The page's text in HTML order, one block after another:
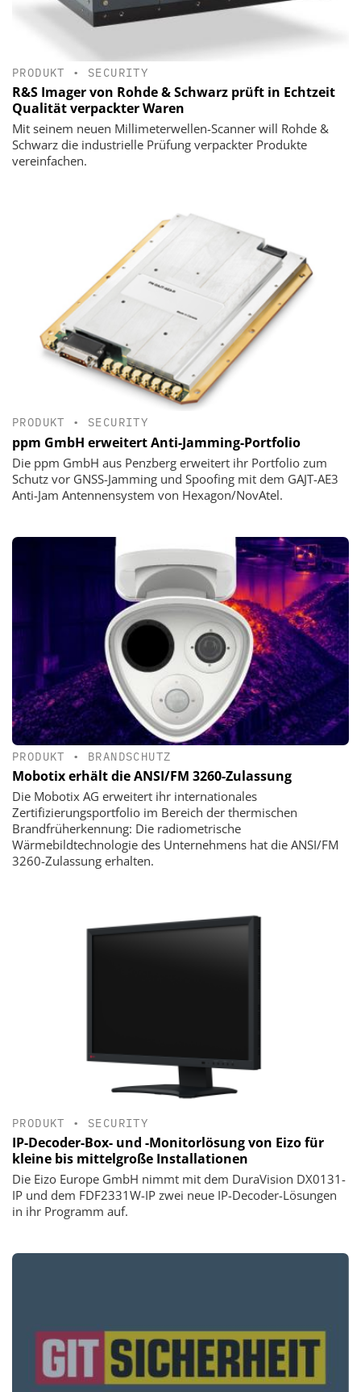
PRODUKT • SECURITY
R&S Imager von Rohde & Schwarz prüft in Echtzeit
Qualität verpackter Waren
Mit seinem neuen Millimeterwellen-Scanner will Rohde &
Schwarz die industrielle Prüfung verpackter Produkte
vereinfachen.
PRODUKT • SECURITY
ppm GmbH erweitert Anti-Jamming-Portfolio
Die ppm GmbH aus Penzberg erweitert ihr Portfolio zum
Schutz vor GNSS-Jamming und Spoofing mit dem GAJT-AE3
Anti-Jam Antennensystem von Hexagon/NovAtel.
PRODUKT • BRANDSCHUTZ
Mobotix erhält die ANSI/FM 3260-Zulassung
Die Mobotix AG erweitert ihr internationales
Zertifizierungsportfolio im Bereich der thermischen
Brandfrüherkennung: Die radiometrische
Wärmebildtechnologie des Unternehmens hat die ANSI/FM
3260-Zulassung erhalten.
PRODUKT • SECURITY
IP-Decoder-Box- und -Monitorlösung von Eizo für
kleine bis mittelgroße Installationen
Die Eizo Europe GmbH nimmt mit dem DuraVision DX0131-
IP und dem FDF2331W-IP zwei neue IP-Decoder-Lösungen
in ihr Programm auf.